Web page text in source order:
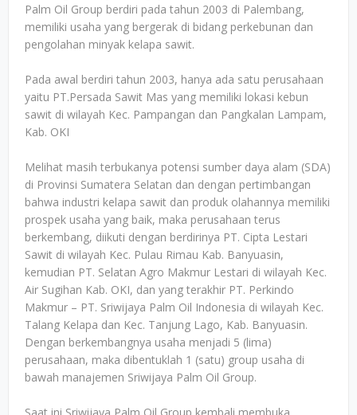
Palm Oil Group berdiri pada tahun 2003 di Palembang,
memiliki usaha yang bergerak di bidang perkebunan dan
pengolahan minyak kelapa sawit.
Pada awal berdiri tahun 2003, hanya ada satu perusahaan
yaitu PT.Persada Sawit Mas yang memiliki lokasi kebun
sawit di wilayah Kec. Pampangan dan Pangkalan Lampam,
Kab. OKI
Melihat masih terbukanya potensi sumber daya alam (SDA)
di Provinsi Sumatera Selatan dan dengan pertimbangan
bahwa industri kelapa sawit dan produk olahannya memiliki
prospek usaha yang baik, maka perusahaan terus
berkembang, diikuti dengan berdirinya PT. Cipta Lestari
Sawit di wilayah Kec. Pulau Rimau Kab. Banyuasin,
kemudian PT. Selatan Agro Makmur Lestari di wilayah Kec.
Air Sugihan Kab. OKI, dan yang terakhir PT. Perkindo
Makmur – PT. Sriwijaya Palm Oil Indonesia di wilayah Kec.
Talang Kelapa dan Kec. Tanjung Lago, Kab. Banyuasin.
Dengan berkembangnya usaha menjadi 5 (lima)
perusahaan, maka dibentuklah 1 (satu) group usaha di
bawah manajemen Sriwijaya Palm Oil Group.